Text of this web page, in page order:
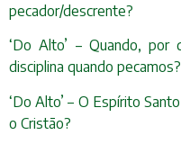
pecador/descrente?
‘Do Alto’ – Quando,
disciplina quando pecamos?
‘Do Alto’ – O Espírito
o Cristão?